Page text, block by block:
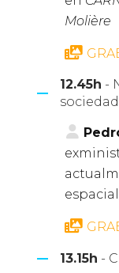
Molière
12.45h -
sociedad
espacial
13.15h -